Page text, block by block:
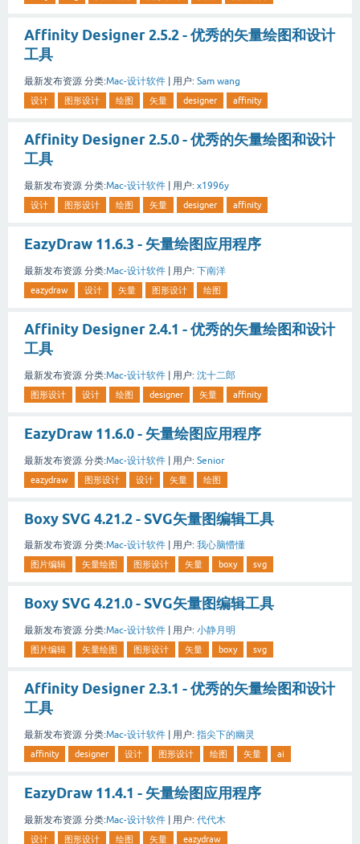
Affinity Designer 2.5.2 - 优秀的矢量绘图和设计
工具
最新发布资源 分类:Mac-设计软件 | 用户: Sam wang
设计 图形设计 绘图 矢量 designer affinity
Affinity Designer 2.5.0 - 优秀的矢量绘图和设计
工具
最新发布资源 分类:Mac-设计软件 | 用户: x1996y
设计 图形设计 绘图 矢量 designer affinity
EazyDraw 11.6.3 - 矢量绘图应用程序
最新发布资源 分类:Mac-设计软件 | 用户: 下南洋
eazydraw 设计 矢量 图形设计 绘图
Affinity Designer 2.4.1 - 优秀的矢量绘图和设计
工具
最新发布资源 分类:Mac-设计软件 | 用户: 沈十二郎
图形设计 设计 绘图 designer 矢量 affinity
EazyDraw 11.6.0 - 矢量绘图应用程序
最新发布资源 分类:Mac-设计软件 | 用户: Senior
eazydraw 图形设计 设计 矢量 绘图
Boxy SVG 4.21.2 - SVG矢量图编辑工具
最新发布资源 分类:Mac-设计软件 用户: 我心脑懵懂
图片编辑 矢量绘图 图形设计 矢量 boxy svg
Boxy SVG 4.21.0 - SVG矢量图编辑工具
最新发布资源 分类:Mac-设计软件 用户: 小静月明
图片编辑 矢量绘图 图形设计 矢量 boxy svg
Affinity Designer 2.3.1 - 优秀的矢量绘图和设计
工具
最新发布资源 分类:Mac-设计软件 用户: 指尖下的幽灵
affinity designer 设计 图形设计 绘图 矢量 ai
EazyDraw 11.4.1 - 矢量绘图应用程序
最新发布资源 分类:Mac-设计软件 用户: 代代木
设计 图形设计 绘图 矢量 eazydraw